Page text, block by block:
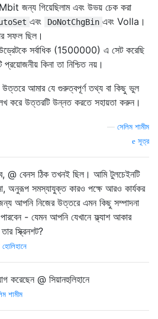
জন্য গিয়েছিলাম এবং উভয় চেক করা
এবং DoNotChgBin এবং Volla।
সফল ছিল।
সর্বাধিক (1500000) এ সেট করেছি
প্রয়োজনীয় কিনা তা নিশ্চিত নয়।
উত্তরে আমার যে গুরুত্বপূর্ণ তথ্য বা কিছু ভুল
করে উত্তরটি উন্নত করতে সহায়তা করুন।
সেলিম শামীম
সূত্র
@ বেনস ঠিক তখনই ছিল। আমি টুলচেইনটি
অনুরূপ সমস্যাযুক্ত কারও পক্ষে আরও কার্যকর
আপনি নিজের উত্তরে এমন কিছু সম্পাদনা
- যেমন আপনি যেখানে ফ্ল্যাশ আকার
স্ক্রিনশট?
হোলিহানে
করেছেন @ সিয়ানহুলিহানে
শামীম